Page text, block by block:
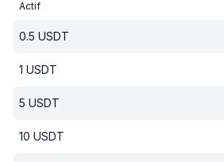
Actif
0.5 USDT
1 USDT
5 USDT
10 USDT